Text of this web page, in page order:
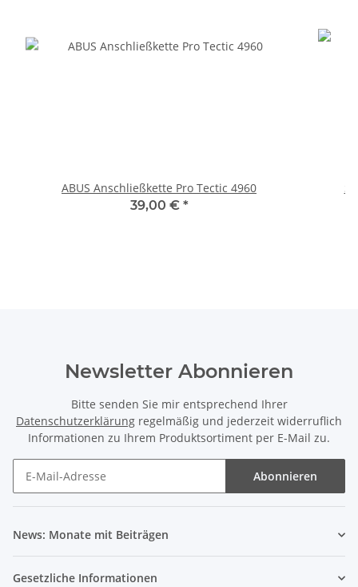
ABUS Anschließkette Pro Tectic 4960
39,00 € *
Newsletter Abonnieren
Bitte senden Sie mir entsprechend Ihrer
Datenschutzerklärung regelmäßig und jederzeit widerruflich
Informationen zu Ihrem Produktsortiment per E-Mail zu.
Abonnieren
News: Monate mit Beiträgen
Gesetzliche Informationen